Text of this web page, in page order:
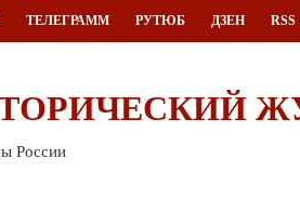
ТЕЛЕГРАММ РУТЮБ ДЗЕН RSS
России